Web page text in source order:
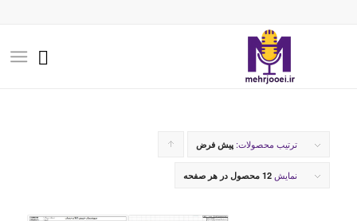
ترتیب محصولات: پیش فرض
نمایش 12 محصول در هر صفحه